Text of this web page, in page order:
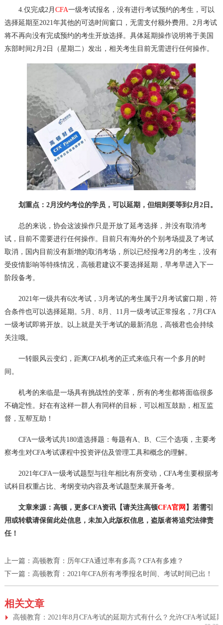
4.仅完成2月 CFA一级考试报名，没有进行考试预约的考生，可以
选择延期至2021年其他的可选时间窗口，无需支付额外费用。2月考试
将不再向没有完成预约的考生开放选择。具体延期操作说明将于美国
东部时间2月2日（星期二）发出，相关考生目前无需进行任何操作。
划重点：2月没约考位的学员，可以延期，但细则要等到2月2日。
总的来说，协会这波操作只是开放了延考选择，并没有取消考
试，目前不需要进行任何操作。目前只有海外的个别考场提及了考试
取消，国内目前没有新增的取消考场，所以已经报考2月的考生，没有
受疫情影响等特殊情况，高顿君建议不要选择延期，早考早进入下一
阶段备考。
2021年一级共有6次考试，3月考试的考生属于2月考试窗口期，符
合条件也可以选择延期。5月、8月、11月一级考试正常报名，7月CFA
一级考试即将开放。以上就是关于考试的最新消息，高顿君也会持续
关注哦。
一转眼风云变幻，距离CFA机考的正式来临只有一个多月的时
间。
机考的来临是一场具有挑战性的变革，所有的考生都将面临很多
不确定性。好在有这样一群人有同样的目标，可以相互鼓励，相互监
督，互帮互助！
CFA一级考试共180道选择题：每题有A、B、C三个选项，主要考
察考生对CFA考试课程中投资评估及管理工具和概念的理解。
2021年CFA一级考试题型与往年相比有所变动，CFA考生要根据考
试科目权重占比、考纲变动内容及考试题型来展开备考。
文章来源：高顿，更多CFA资讯【请关注高顿CFA官网 】若需引
用或转载请保留此处信息，未加入此版权信息，盗版者将追究法律责
任！
上一篇： 高顿教育：历年CFA通过率有多高？CFA有多难？
下一篇： 高顿教育：2021年CFA所有考季报名时间、考试时间已出！
相关文章
高顿教育：2021年8月CFA考试的延期方式有什么？允许CFA考试延